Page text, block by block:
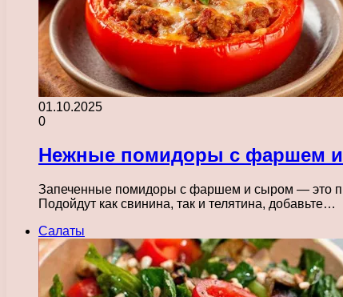
01.10.2025
0
Нежные помидоры с фаршем и
Запеченные помидоры с фаршем и сыром — это
Подойдут как свинина, так и телятина, добавьте…
Салаты